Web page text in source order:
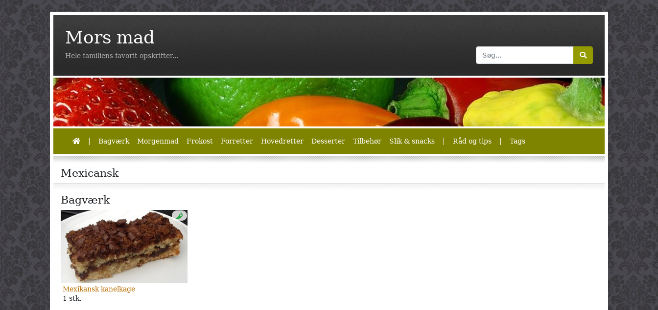
Mors mad
Hele familiens favorit opskrifter...
Bagværk Morgenmad Frokost Forretter Hovedretter Desserter Tilbehør Slik & snacks Råd og tips Tags
Mexicansk
Bagværk
Mexikansk kanelkage
1 stk.